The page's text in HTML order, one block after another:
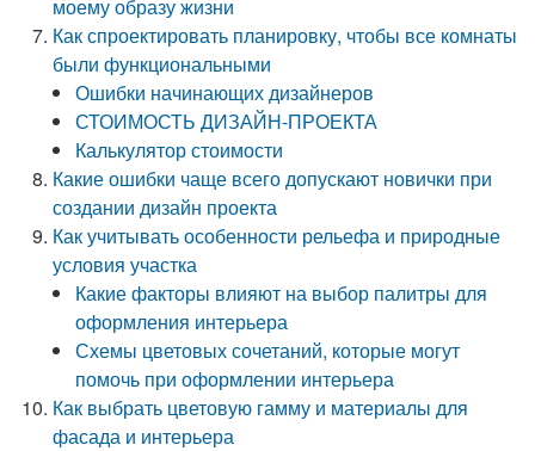
моему образу жизни
Как спроектировать планировку, чтобы все комнаты
были функциональными
Ошибки начинающих дизайнеров
СТОИМОСТЬ ДИЗАЙН-ПРОЕКТА
Калькулятор стоимости
Какие ошибки чаще всего допускают новички при
создании дизайн проекта
Как учитывать особенности рельефа и природные
условия участка
Какие факторы влияют на выбор палитры для
оформления интерьера
Схемы цветовых сочетаний, которые могут
помочь при оформлении интерьера
Как выбрать цветовую гамму и материалы для
фасада и интерьера